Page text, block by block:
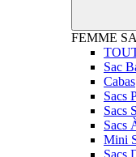
FEMME
Sac
Cabas
Sacs
Sacs
Sacs
Mini
Sacs